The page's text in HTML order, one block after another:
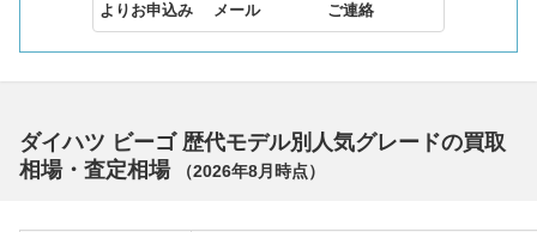
よりお申込み
メール
ご連絡
ダイハツ ビーゴ 歴代モデル別人気グレードの買取
相場・査定相場
（2026年8月 時点）